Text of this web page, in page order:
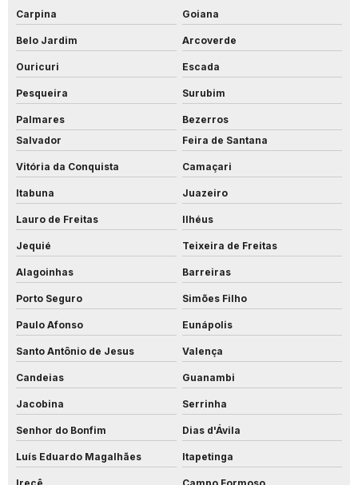
Carpina Goiana
Belo Jardim Arcoverde
Ouricuri Escada
Pesqueira Surubim
Palmares
Bezerros
Salvador
Feira de Santana
Vitória da Conquista Camaçari
Itabuna Juazeiro
Lauro de Freitas Ilhéus
Jequié Teixeira de Freitas
Alagoinhas Barreiras
Porto Seguro Simões Filho
Paulo Afonso Eunápolis
Santo Antônio de Jesus Valença
Candeias Guanambi
Jacobina Serrinha
Senhor do Bonfim Dias d'Ávila
Luís Eduardo Magalhães Itapetinga